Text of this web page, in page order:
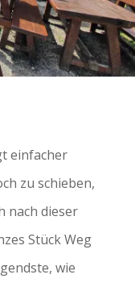
einfacher
zu schieben,
nach dieser
Stück Weg
wie